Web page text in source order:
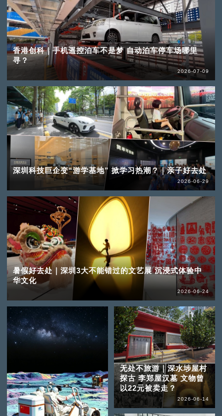
香港创科｜手机遥控泊车不是梦 自动泊车停车场哪里
寻？
2026-07-09
深圳科技巨企变“游学基地” 掀学习热潮？｜亲子好去处
2026-06-29
暑假好去处｜深圳3大不能错过的文艺展 沉浸式体验中
华文化
2026-06-24
无处不旅游｜深水埗屋村
探古 李郑屋汉墓 文物曾
以22元被卖走？
2026-06-14